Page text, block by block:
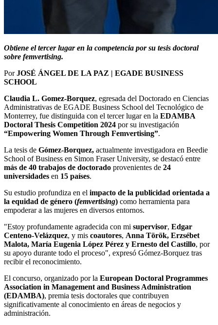
Obtiene el tercer lugar en la competencia por su tesis doctoral
sobre femvertising.
PorJOSÉ ÁNGEL DE LA PAZ | EGADE BUSINESS
SCHOOL
Claudia L. Gomez-Borquez, egresada del Doctorado en Ciencias
Administrativas de EGADE Business School del Tecnológico de
Monterrey, fue distinguida con el tercer lugar en la EDAMBA
Doctoral Thesis Competition 2024 por su investigación
“Empowering Women Through Femvertising”.
La tesis de Gómez-Borquez, actualmente investigadora en Beedie
School of Business en Simon Fraser University, se destacó entre
más de 40 trabajos de doctorado provenientes de 24
universidades en 15 países.
Su estudio profundiza en el impacto de la publicidad orientada a
la equidad de género (femvertising) como herramienta para
empoderar a las mujeres en diversos entornos.
"Estoy profundamente agradecida con mi supervisor, Edgar
Centeno-Velázquez, y mis coautores, Anna Török, Erzsébet
Malota, María Eugenia López Pérez y Ernesto del Castillo, por
su apoyo durante todo el proceso", expresó Gómez-Borquez tras
recibir el reconocimiento.
El concurso, organizado por la European Doctoral Programmes
Association in Management and Business Administration
(EDAMBA), premia tesis doctorales que contribuyen
significativamente al conocimiento en áreas de negocios y
administración.